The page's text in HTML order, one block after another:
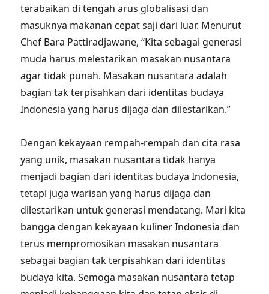
terabaikan di tengah arus globalisasi dan
masuknya makanan cepat saji dari luar. Menurut
Chef Bara Pattiradjawane, “Kita sebagai generasi
muda harus melestarikan masakan nusantara
agar tidak punah. Masakan nusantara adalah
bagian tak terpisahkan dari identitas budaya
Indonesia yang harus dijaga dan dilestarikan.”
Dengan kekayaan rempah-rempah dan cita rasa
yang unik, masakan nusantara tidak hanya
menjadi bagian dari identitas budaya Indonesia,
tetapi juga warisan yang harus dijaga dan
dilestarikan untuk generasi mendatang. Mari kita
bangga dengan kekayaan kuliner Indonesia dan
terus mempromosikan masakan nusantara
sebagai bagian tak terpisahkan dari identitas
budaya kita. Semoga masakan nusantara tetap